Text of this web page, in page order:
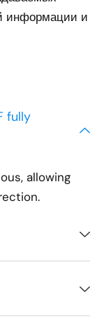
информации и
fully
allowing